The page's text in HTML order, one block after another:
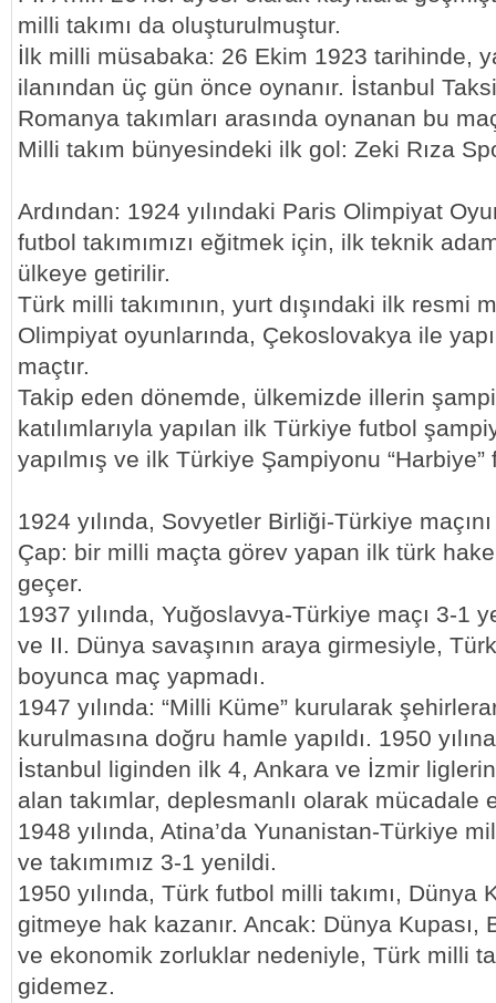
milli takımı da oluşturulmuştur.
İlk milli müsabaka: 26 Ekim 1923 tarihinde,
ilanından üç gün önce oynanır. İstanbul
Romanya takımları arasında oynanan bu
Milli takım bünyesindeki ilk gol: Zeki Rıza
Ardından: 1924 yılındaki Paris Olimpiyat
futbol takımımızı eğitmek için, ilk teknik
ülkeye getirilir.
Türk milli takımının, yurt dışındaki ilk resmi
Olimpiyat oyunlarında, Çekoslovakya ile
maçtır.
Takip eden dönemde, ülkemizde illerin
katılımlarıyla yapılan ilk Türkiye futbol
yapılmış ve ilk Türkiye Şampiyonu “Harbiye”
1924 yılında, Sovyetler Birliği-Türkiye
Çap: bir milli maçta görev yapan ilk türk
geçer.
1937 yılında, Yuğoslavya-Türkiye maçı 3-1
ve II. Dünya savaşının araya girmesiyle, Türk
boyunca maç yapmadı.
1947 yılında: “Milli Küme” kurularak
kurulmasına doğru hamle yapıldı. 1950
İstanbul liginden ilk 4, Ankara ve İzmir
alan takımlar, deplesmanlı olarak mücadale
1948 yılında, Atina’da Yunanistan-Türkiye
ve takımımız 3-1 yenildi.
1950 yılında, Türk futbol milli takımı, Dünya
gitmeye hak kazanır. Ancak: Dünya Kupası,
ve ekonomik zorluklar nedeniyle, Türk milli
gidemez.